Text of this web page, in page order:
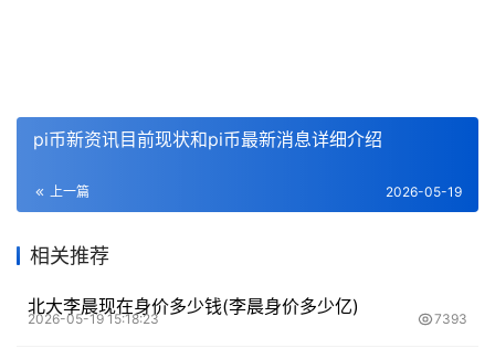
pi币新资讯目前现状和pi币最新消息详细介绍
上一篇 2026-05-19
相关推荐
北大李晨现在身价多少钱(李晨身价多少亿)
2026-05-19 15:18:23 7393